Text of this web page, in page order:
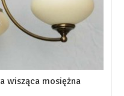
wisząca mosiężna